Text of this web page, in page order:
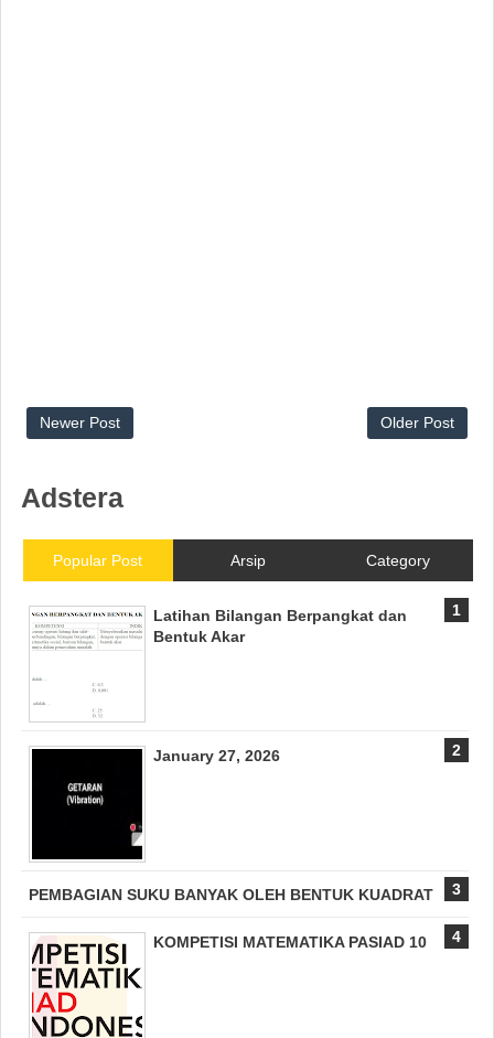
Newer Post Older Post
Adstera
Popular Post Arsip Category
Latihan Bilangan Berpangkat dan
Bentuk Akar
January 27, 2026
PEMBAGIAN SUKU BANYAK OLEH BENTUK KUADRAT
KOMPETISI MATEMATIKA PASIAD 10